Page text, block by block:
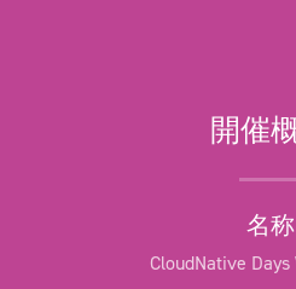
開催
名称
CloudNative